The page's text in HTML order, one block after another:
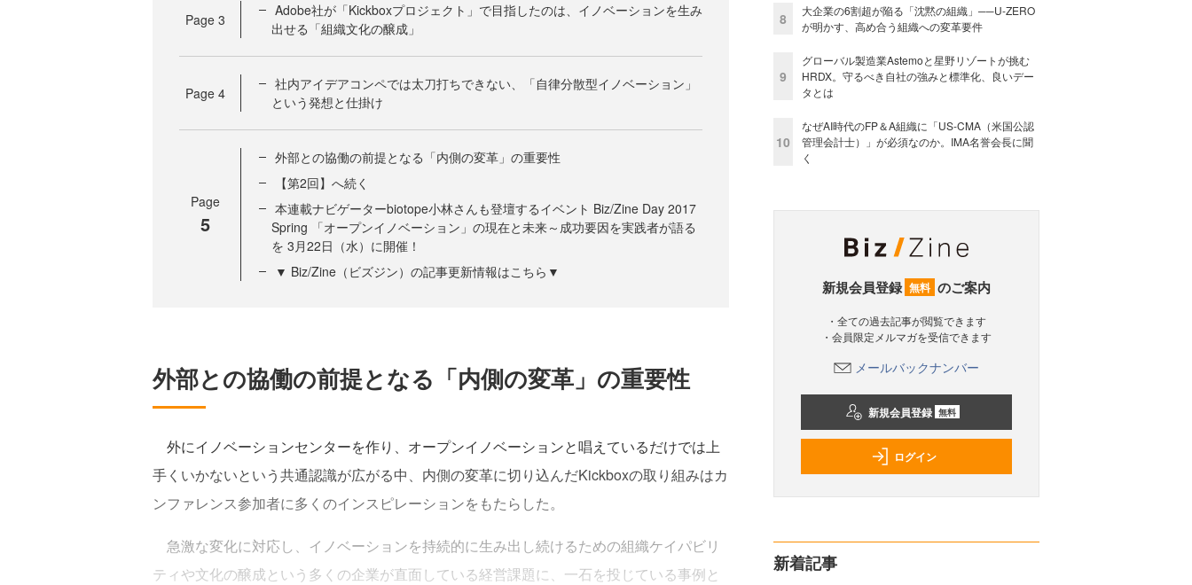
Page 3
Adobe社が「Kickboxプロジェクト」で目指したのは、イノベーションを生み
出せる「組織文化の醸成」
Page 4
社内アイデアコンペでは太刀打ちできない、「自律分散型イノベーション」
という発想と仕掛け
Page
5
外部との協働の前提となる「内側の変革」の重要性
【第2回】へ続く
本連載ナビゲーターbiotope小林さんも登壇するイベント Biz/Zine Day 2017
Spring 「オープンイノベーション」の現在と未来～成功要因を実践者が語る
を 3月22日（水）に開催！
▼ Biz/Zine（ビズジン）の記事更新情報はこちら▼
外部との協働の前提となる「内側の変革」の重要性
外にイノベーションセンターを作り、オープンイノベーションと唱えているだけでは上
手くいかないという共通認識が広がる中、内側の変革に切り込んだKickboxの取り組みはカ
ンファレンス参加者に多くのインスピレーションをもたらした。
急激な変化に対応し、イノベーションを持続的に生み出し続けるための組織ケイパビリ
ティや文化の醸成という多くの企業が直面している経営課題に、一石を投じている事例と
8
大企業の6割超が陥る「沈黙の組織」──U-ZERO
が明かす、高め合う組織への変革要件
9
グローバル製造業Astemoと星野リゾートが挑む
HRDX。守るべき自社の強みと標準化、良いデー
タとは
10
なぜAI時代のFP＆A組織に「US-CMA（米国公認
管理会計士）」が必須なのか。IMA名誉会長に聞
く
新規会員登録 無料 のご案内
・全ての過去記事が閲覧できます
・会員限定メルマガを受信できます
メールバックナンバー
新規会員登録 無料
ログイン
新着記事